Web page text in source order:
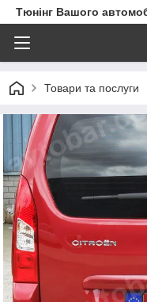
Тюнінг Вашого
Товари та послуги